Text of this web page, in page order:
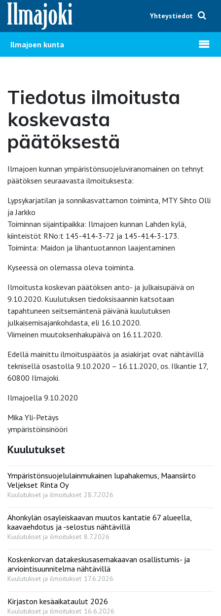
Hyppää sisältöön
Yhteystiedot
Ilmajoen kunta Avaa
Tiedotus ilmoitusta
koskevasta
päätöksestä
Ilmajoen kunnan ympäristönsuojeluviranomainen on tehnyt
päätöksen seuraavasta ilmoituksesta:
Lypsykarjatilan ja sonnikasvattamon toiminta, MTY Sihto Olli
ja Jarkko
Toiminnan sijaintipaikka: Ilmajoen kunnan Lahden kylä,
kiinteistöt RNo:t 145-414-3-72 ja 145-414-3-173.
Toiminta: Maidon ja lihantuotannon laajentaminen
Kyseessä on olemassa oleva toiminta.
Ilmoitusta koskevan päätöksen anto- ja julkaisupäivä on
9.10.2020. Kuulutuksen tiedoksisaannin katsotaan
tapahtuneen seitsemäntenä päivänä kuulutuksen
julkaisemisajankohdasta, eli 16.10.2020.
Viimeinen muutoksenhakupäivä on 16.11.2020.
Edellä mainittu ilmoituspäätös ja asiakirjat ovat nähtävillä
teknisellä osastolla 9.10.2020 – 16.11.2020, os. Ilkantie 17,
60800 Ilmajoki.
Ilmajoella 9.10.2020
Mika Yli-Petäys
ympäristöinsinööri
Kuulutukset
Ympäristönsuojelulainmukainen lupahakemus, Maansiirto
Veljekset Rinta Oy
Kuulutukset ja ilmoitukset 28.7.2026
Ahonkylän osayleiskaavan muutos kantatie 67 alueella,
kaavaehdotus ja -selostus nähtävillä
Kuulutukset ja ilmoitukset 8.7.2026
Koskenkorvan datakeskusasemakaavan osallistumis- ja
arviointisuunnitelma nähtävillä
Kuulutukset ja ilmoitukset 17.6.2026
Kirjaston kesäaikataulut 2026
Kuulutukset ja ilmoitukset 16.6.2026